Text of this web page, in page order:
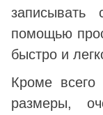
помощью
быстро и
Кроме всего
размеры,